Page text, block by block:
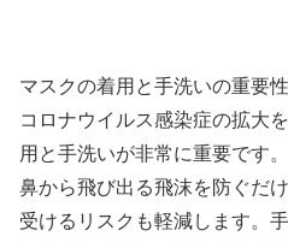
マスクの着用と手洗いの重要性
コロナウイルス感染症の拡大
用と手洗いが非常に重要です
鼻から飛び出る飛沫を防ぐだ
受けるリスクも軽減します。